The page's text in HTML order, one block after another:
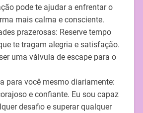
pode te ajudar a enfrentar o
mais calma e consciente.
prazerosas: Reserve tempo
te tragam alegria e satisfação.
uma válvula de escape para o
para você mesmo diariamente:
e confiante. Eu sou capaz
desafio e superar qualquer